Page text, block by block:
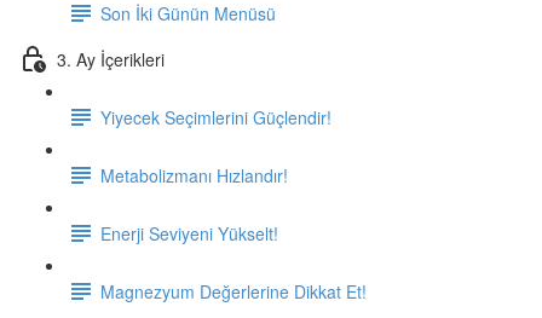
Son İki Günün Menüsü
3. Ay İçerikleri
Yiyecek Seçimlerini Güçlendir!
Metabolizmanı Hızlandır!
Enerji Seviyeni Yükselt!
Magnezyum Değerlerine Dikkat Et!